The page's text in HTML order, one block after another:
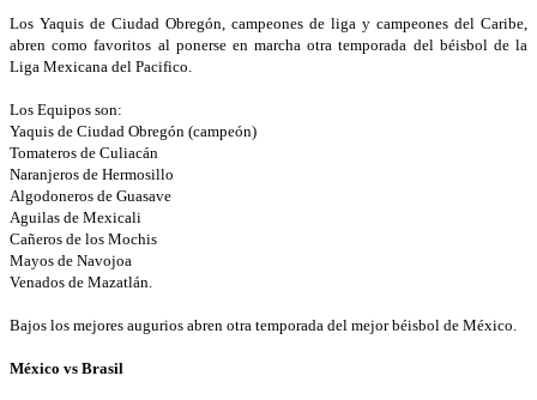
Los Yaquis de Ciudad Obregón, campeones de liga y campeones del Caribe,
abren como favoritos al ponerse en marcha otra temporada del béisbol de la
Liga Mexicana del Pacifico.
Los Equipos son:
Yaquis de Ciudad Obregón (campeón)
Tomateros de Culiacán
Naranjeros de Hermosillo
Algodoneros de Guasave
Aguilas de Mexicali
Cañeros de los Mochis
Mayos de Navojoa
Venados de Mazatlán.
Bajos los mejores augurios abren otra temporada del mejor béisbol de México.
México vs Brasil